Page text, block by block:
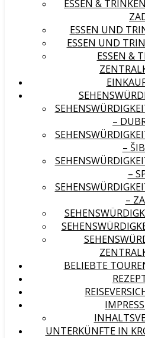
ESSEN &
ESSEN UND
ESSEN UND
ESSEN &
–
–
–
–
BELIEBTE
UNTERKÜNFTE IN